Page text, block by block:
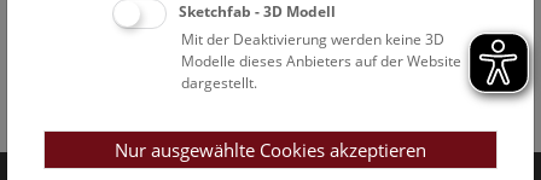
Sketchfab - 3D Modell
Mit der Deaktivierung werden keine 3D
Modelle dieses Anbieters auf der Website
dargestellt.
Nur ausgewählte Cookies akzeptieren